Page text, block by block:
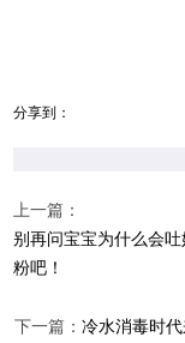
分享到：
上一篇：
别再问宝宝为什么会
粉吧！
下一篇：冷水消毒时